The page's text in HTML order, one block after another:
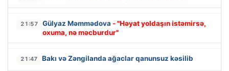
21:57 Gülyaz Məmmədova - "Həyat yoldaşın istəmirsə,
oxuma, nə məcburdur"
21:47 Bakı və Zəngilanda ağaclar qanunsuz kəsilib